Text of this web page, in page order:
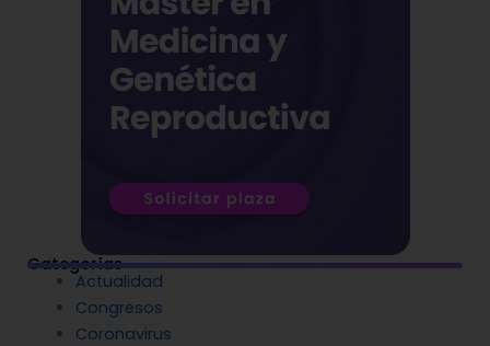
Categorías
Actualidad
Congresos
Coronavirus